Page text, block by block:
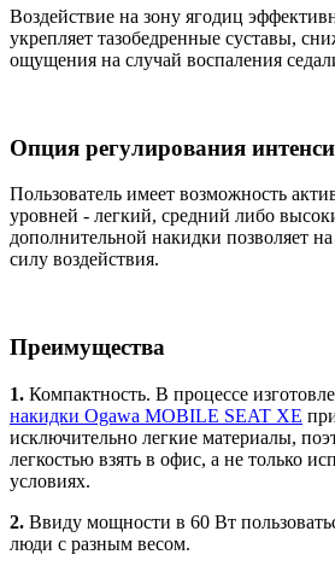
Воздействие на зону ягодиц
укрепляет тазобедренные суставы,
ощущения на случай воспаления
Опция регулирования
Пользователь имеет возможность
уровней - легкий, средний либо
дополнительной накидки позволяет
силу воздействия.
Преимущества
1. Компактность. В процессе
накидки Ogawa MOBILE SEAT XE
исключительно легкие материалы,
легкостью взять в офис, а не только
условиях.
2. Ввиду мощности в 60 Вт
люди с разным весом.